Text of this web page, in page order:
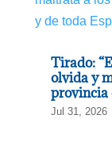
Tirado:
olvida y
provincia
Jul 31, 2026